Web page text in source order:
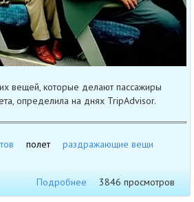
вещей, которые делают пассажиры
определила на днях TripAdvisor.
полет
раздражающие вещи
Подробнее
3846 просмотров